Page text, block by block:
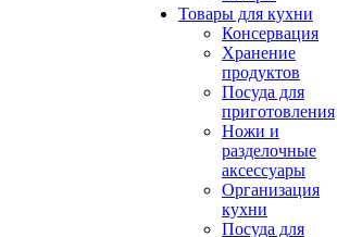
Товары для кухни
Консервация
Хранение
продуктов
Посуда для
приготовления
Ножи и
разделочные
аксессуары
Организация
кухни
Посуда для